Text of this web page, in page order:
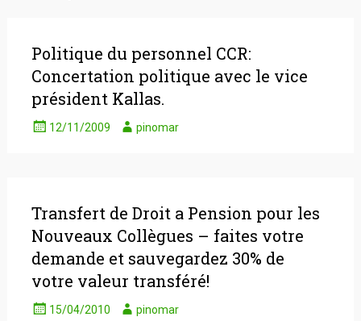
Politique du personnel CCR:
Concertation politique avec le vice
président Kallas.
12/11/2009 pinomar
Transfert de Droit a Pension pour les
Nouveaux Collègues – faites votre
demande et sauvegardez 30% de
votre valeur transféré!
15/04/2010 pinomar